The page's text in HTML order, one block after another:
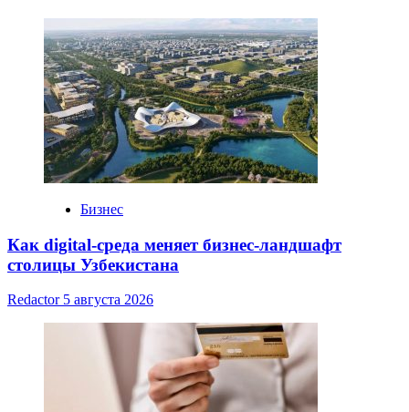
Бизнес
Как digital-среда меняет бизнес-ландшафт
столицы Узбекистана
Redactor 5 августа 2026